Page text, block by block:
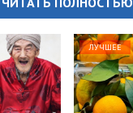
ЛУЧШЕЕ